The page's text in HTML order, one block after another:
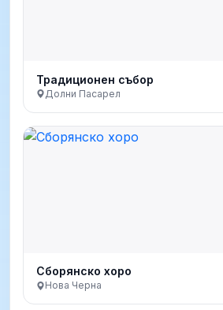
Традиционен събор
Долни Пасарел
Сборянско хоро
Нова Черна